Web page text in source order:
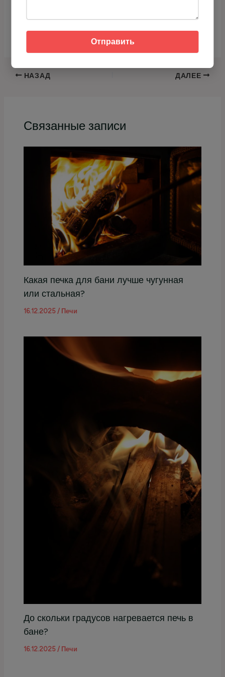
НАЗАД ДАЛЕЕ
Связанные записи
Какая печка для бани лучше чугунная
или стальная?
16.12.2025 / Печи
До скольки градусов нагревается печь в
бане?
16.12.2025 / Печи
Отправить